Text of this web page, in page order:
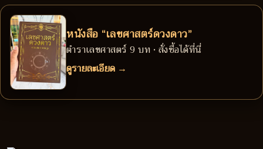
หนังสือ “เลขศาสตร์ดวงดาว”
ตำราเลขศาสตร์ 9 บท • สั่งซื้อได้ที่นี่
ดูรายละเอียด →